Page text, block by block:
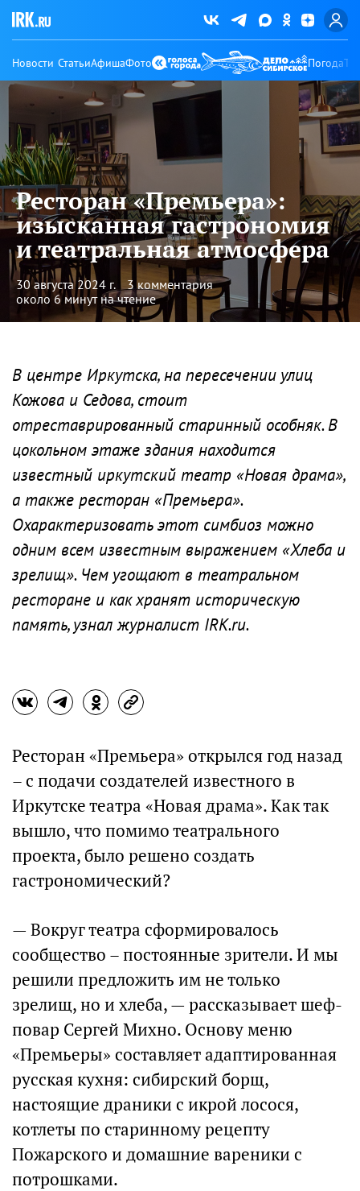
Новости СтатьиАфишаФото Погода
Ресторан «Премьера»:
изысканная гастрономия
и театральная атмосфера
30 августа 2024 г.
3 комментария
около 6 минут на чтение
В центре Иркутска, на пересечении улиц
Кожова и Седова, стоит
отреставрированный старинный особняк. В
цокольном этаже здания находится
известный иркутский театр «Новая драма»,
а также ресторан «Премьера».
Охарактеризовать этот симбиоз можно
одним всем известным выражением «Хлеба и
зрелищ». Чем угощают в театральном
ресторане и как хранят историческую
память, узнал журналист IRK.ru.
Ресторан «Премьера» открылся год назад
– с подачи создателей известного в
Иркутске театра «Новая драма». Как так
вышло, что помимо театрального
проекта, было решено создать
гастрономический?
— Вокруг театра сформировалось
сообщество – постоянные зрители. И мы
решили предложить им не только
зрелищ, но и хлеба, — рассказывает шеф-
повар Сергей Михно. Основу меню
«Премьеры» составляет адаптированная
русская кухня: сибирский борщ,
настоящие драники с икрой лосося,
котлеты по старинному рецепту
Пожарского и домашние вареники с
потрошками.